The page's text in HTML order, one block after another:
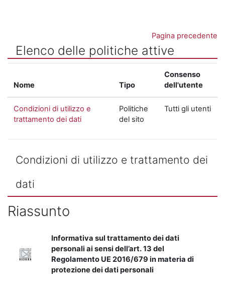
Pagina precedente
Elenco delle politiche attive
Nome Tipo
Consenso
dell'utente
Condizioni di utilizzo e
trattamento dei dati
Politiche
del sito
Tutti gli utenti
Condizioni di utilizzo e trattamento dei
dati
Riassunto
Informativa sul trattamento dei dati
personali ai sensi dell’art. 13 del
Regolamento UE 2016/679 in materia di
protezione dei dati personali